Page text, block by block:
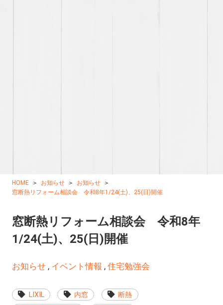
HOME お知らせ
お知らせ
窓断熱リフォーム相談会 令和8年1/24(土)、25(日)開催
窓断熱リフォーム相談会 令和8年
1/24(土)、25(日)開催
お知らせ, イベント情報 , 住宅勉強会
LIXIL 内窓
断熱